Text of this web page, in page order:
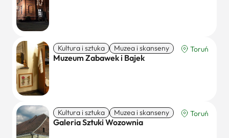
Kultura i sztuka Muzea i skanseny Toruń
Muzeum Zabawek i Bajek
Kultura i sztuka Muzea i skanseny Toruń
Galeria Sztuki Wozownia